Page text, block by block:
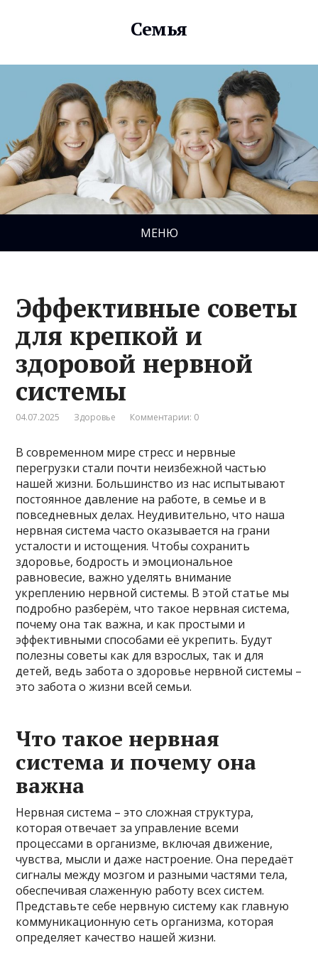
Семья
МЕНЮ
Эффективные советы
для крепкой и
здоровой нервной
системы
04.07.2025 Здоровье Комментарии: 0
В современном мире стресс и нервные
перегрузки стали почти неизбежной частью
нашей жизни. Большинство из нас испытывают
постоянное давление на работе, в семье и в
повседневных делах. Неудивительно, что наша
нервная система часто оказывается на грани
усталости и истощения. Чтобы сохранить
здоровье, бодрость и эмоциональное
равновесие, важно уделять внимание
укреплению нервной системы. В этой статье мы
подробно разберём, что такое нервная система,
почему она так важна, и как простыми и
эффективными способами её укрепить. Будут
полезны советы как для взрослых, так и для
детей, ведь забота о здоровье нервной системы –
это забота о жизни всей семьи.
Что такое нервная
система и почему она
важна
Нервная система – это сложная структура,
которая отвечает за управление всеми
процессами в организме, включая движение,
чувства, мысли и даже настроение. Она передаёт
сигналы между мозгом и разными частями тела,
обеспечивая слаженную работу всех систем.
Представьте себе нервную систему как главную
коммуникационную сеть организма, которая
определяет качество нашей жизни.